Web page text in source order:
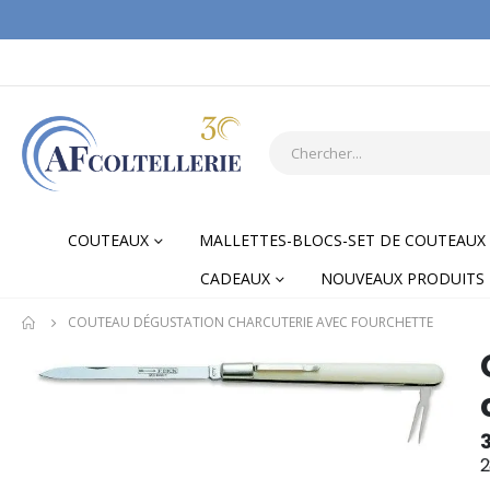
COUTEAUX MALLETTES-BLOCS-SET DE COUTEAUX
CADEAUX
NOUVEAUX PRODUITS
COUTEAU DÉGUSTATION CHARCUTERIE AVEC FOURCHETTE
Skip